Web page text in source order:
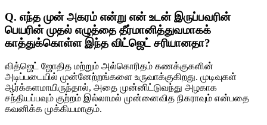
Q. எந்த முன் அகரம் என்று என் உடன் இருப்பவரின்
பெயரின் முதல் எழுத்தை தீர்மானித்துவமாகக்
காத்துக்கொள்ள இந்த விட்ஜெட் சரியானதா?
வித்ஜெட் ஜோதித மற்றும் அல்கொரிதம் கணக்குகளின்
அடிப்படையில் முன்னேற்றங்களை உருவாக்குகிறது. முடிவுகள்
ஆர்க்களமாயிருந்தால், அதை முன்னிட்டுவந்து அழகாக
சந்தியப்பவும் குற்றம் இல்லாமல் முன்னைவித நிகராவும் என்பதை
கவனிக்க முக்கியமாகும்.